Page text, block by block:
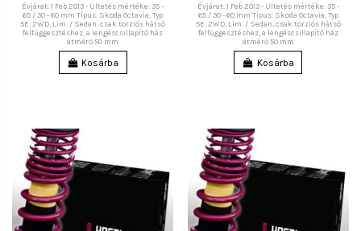
Évjárat: 1 Feb 2013 - Ültetés mértéke: 35 -
65 / 30 - 60 mm Típus: Skoda Octavia, Typ
5E, 2WD, Lim. / Sedan, csak torziós hátsó
felfüggesztéshez, a lengéscsillapító ház
átmérő 50 mm
Kosárba
Évjárat: 1 Feb 2013 - Ültetés mértéke: 35 -
65 / 30 - 60 mm Típus: Skoda Octavia, Typ
5E, 2WD, Lim. / Sedan, csak torziós hátsó
felfüggesztéshez, a lengéscsillapító ház
átmérő 50 mm
Kosárba